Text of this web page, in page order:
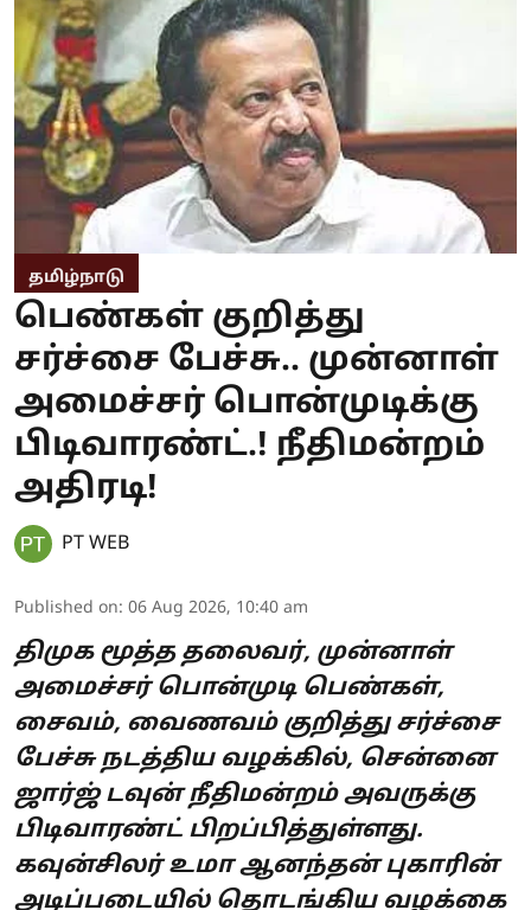
தமிழ்நாடு
பெண்கள் குறித்து
சர்ச்சை பேச்சு.. முன்னாள்
அமைச்சர் பொன்முடிக்கு
பிடிவாரண்ட்.! நீதிமன்றம்
அதிரடி!
PT WEB
Published on: 06 Aug 2026, 10:40 am
திமுக மூத்த தலைவர், முன்னாள்
அமைச்சர் பொன்முடி பெண்கள்,
சைவம், வைணவம் குறித்து சர்ச்சை
பேச்சு நடத்திய வழக்கில், சென்னை
ஜார்ஜ் டவுன் நீதிமன்றம் அவருக்கு
பிடிவாரண்ட் பிறப்பித்துள்ளது.
கவுன்சிலர் உமா ஆனந்தன் புகாரின்
அடிப்படையில் தொடங்கிய வழக்கை